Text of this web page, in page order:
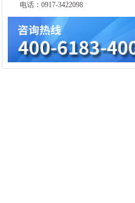
电话：0917-3422098